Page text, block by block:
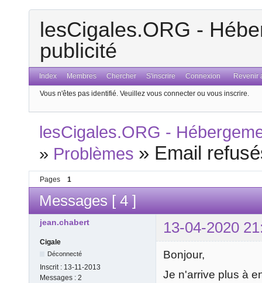
lesCigales.ORG -
publicité
Index Membres Chercher S'inscrire Connexion Revenir
Vous n'êtes pas identifié. Veuillez vous connecter ou vous inscrire.
lesCigales.ORG -
» Problèmes » Email
Pages 1
Messages [ 4 ]
jean.chabert 13-04-2020
Cigale
Déconnecté
Inscrit : 13-11-2013
Messages : 2
Bonjour,
Je n'arrive plus à